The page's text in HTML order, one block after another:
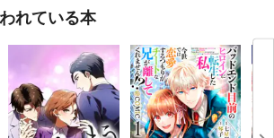
れている本